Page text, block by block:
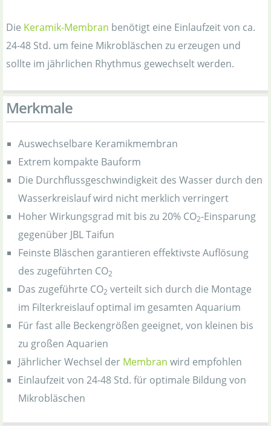
Die Keramik-Membran benötigt eine Einlaufzeit von ca.
24-48 Std. um feine Mikrobläschen zu erzeugen und
sollte im jährlichen Rhythmus gewechselt werden.
Merkmale
Auswechselbare Keramikmembran
Extrem kompakte Bauform
Die Durchflussgeschwindigkeit des Wasser durch den
Wasserkreislauf wird nicht merklich verringert
Hoher Wirkungsgrad mit bis zu 20% CO2-Einsparung
gegenüber JBL Taifun
Feinste Bläschen garantieren effektivste Auflösung
des zugeführten CO2
Das zugeführte CO2 verteilt sich durch die Montage
im Filterkreislauf optimal im gesamten Aquarium
Für fast alle Beckengrößen geeignet, von kleinen bis
zu großen Aquarien
Jährlicher Wechsel der Membran wird empfohlen
Einlaufzeit von 24-48 Std. für optimale Bildung von
Mikrobläschen